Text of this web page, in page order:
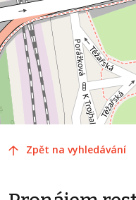
Zpět na vyhledávání